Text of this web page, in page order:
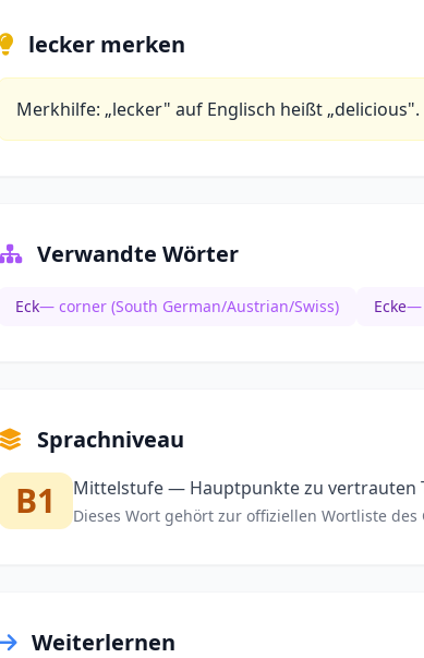
lecker merken
Merkhilfe: „lecker" auf Englisch heißt „delicious".
Verwandte Wörter
Eck— corner (South German/Austrian/Swiss) Ecke—
Sprachniveau
B1 Mittelstufe — Hauptpunkte zu vertrauten
Dieses Wort gehört zur offiziellen Wortliste des
Weiterlernen